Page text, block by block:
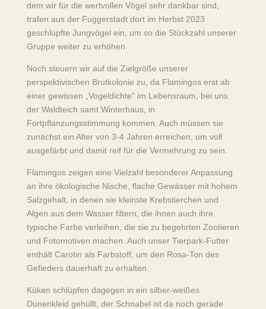
dem wir für die wertvollen Vögel sehr dankbar sind,
trafen aus der Fuggerstadt dort im Herbst 2023
geschlüpfte Jungvögel ein, um so die Stückzahl unserer
Gruppe weiter zu erhöhen.
Noch steuern wir auf die Zielgröße unserer
perspektivischen Brutkolonie zu, da Flamingos erst ab
einer gewissen „Vogeldichte“ im Lebensraum, bei uns
der Waldteich samt Winterhaus, in
Fortpflanzungsstimmung kommen. Auch müssen sie
zunächst ein Alter von 3-4 Jahren erreichen, um voll
ausgefärbt und damit reif für die Vermehrung zu sein.
Flamingos zeigen eine Vielzahl besonderer Anpassung
an ihre ökologische Nische, flache Gewässer mit hohem
Salzgehalt, in denen sie kleinste Krebstierchen und
Algen aus dem Wasser filtern, die ihnen auch ihre
typische Farbe verleihen, die sie zu begehrten Zootieren
und Fotomotiven machen. Auch unser Tierpark-Futter
enthält Carotin als Farbstoff, um den Rosa-Ton des
Gefieders dauerhaft zu erhalten.
Küken schlüpfen dagegen in ein silber-weißes
Dunenkleid gehüllt, der Schnabel ist da noch gerade